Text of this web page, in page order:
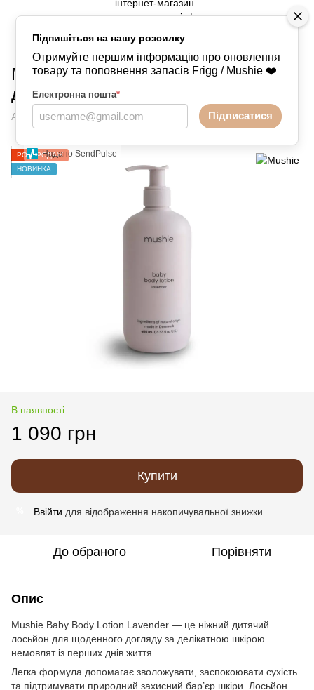
Підпишіться на нашу розсилку
Отримуйте першим інформацію про оновлення
товару та поповнення запасів Frigg / Mushie ❤️
Електронна пошта*
Підписатися
Надано SendPulse
Догляд та купання Догляд та купання Mushie
Mushie Baby Body Lotion Lavender —
дитячий лосьйон для тіла
Артикул:2900507 Написати відгук
РОЗПРОДАЖ
НОВИНКА
В наявності
1 090 грн
Купити
Ввійти для відображення накопичувальної знижки
До обраного Порівняти
Опис
Mushie Baby Body Lotion Lavender — це ніжний дитячий
лосьйон для щоденного догляду за делікатною шкірою
немовлят із перших днів життя.
Легка формула допомагає зволожувати, заспокоювати сухість
та підтримувати природний захисний бар’єр шкіри. Лосьйон